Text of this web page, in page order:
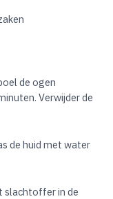
de ogen
Verwijder de
de huid met water
slachtoffer in de